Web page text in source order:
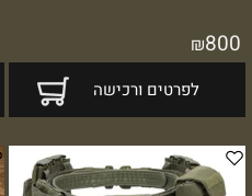
₪800
לפרטים ורכישה